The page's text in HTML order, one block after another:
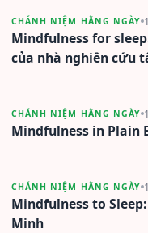
CHÁNH NIỆM HẰNG NGÀY
Mindfulness for
của nhà nghiên cứu
CHÁNH NIỆM HẰNG NGÀY
Mindfulness in Plain
CHÁNH NIỆM HẰNG NGÀY
Mindfulness to
Minh